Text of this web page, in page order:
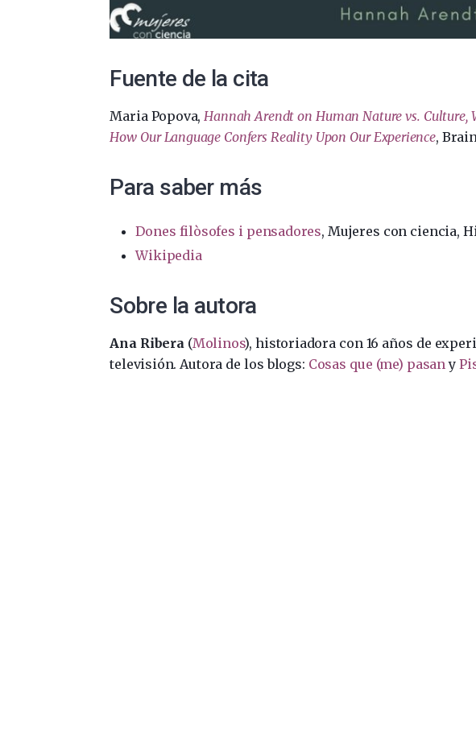
Fuente de la cita
Maria Popova, Hannah Arendt on Human Nature vs. Culture,
How Our Language Confers Reality Upon Our Experience,
Para saber más
Dones filòsofes i pensadores, Mujeres con ciencia,
Wikipedia
Sobre la autora
Ana Ribera (Molinos), historiadora con 16 años de
televisión. Autora de los blogs: Cosas que (me) pasan y